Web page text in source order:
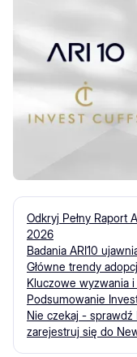
Odkryj Pełny Raport
2026
Badania ARI10
Główne trendy
Kluczowe wyzwania i
Podsumowanie
Nie czekaj -
zarejestruj się do